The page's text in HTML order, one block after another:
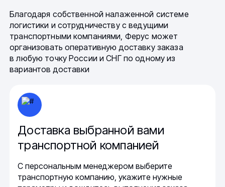
Благодаря собственной налаженной системе
логистики и сотрудничеству с ведущими
транспортными компаниями, Ферус может
организовать оперативную доставку заказа
в любую точку России и СНГ по одному из
вариантов доставки
Доставка выбранной вами
транспортной компанией
С персональным менеджером выберите
транспортную компанию, укажите нужные